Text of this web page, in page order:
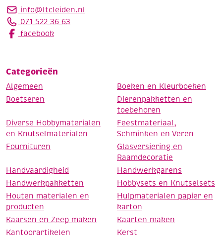
info@ltcleiden.nl
071 522 36 63
facebook
Categorieën
Algemeen
Boeken en Kleurboeken
Boetseren
Dierenpakketten en
toebehoren
Diverse Hobbymaterialen
en Knutselmaterialen
Feestmateriaal,
Schminken en Veren
Fournituren
Glasversiering en
Raamdecoratie
Handvaardigheid
Handwerkgarens
Handwerkpakketten
Hobbysets en Knutselsets
Houten materialen en
producten
Hulpmaterialen papier en
karton
Kaarsen en Zeep maken
Kaarten maken
Kantoorartikelen
Kerst